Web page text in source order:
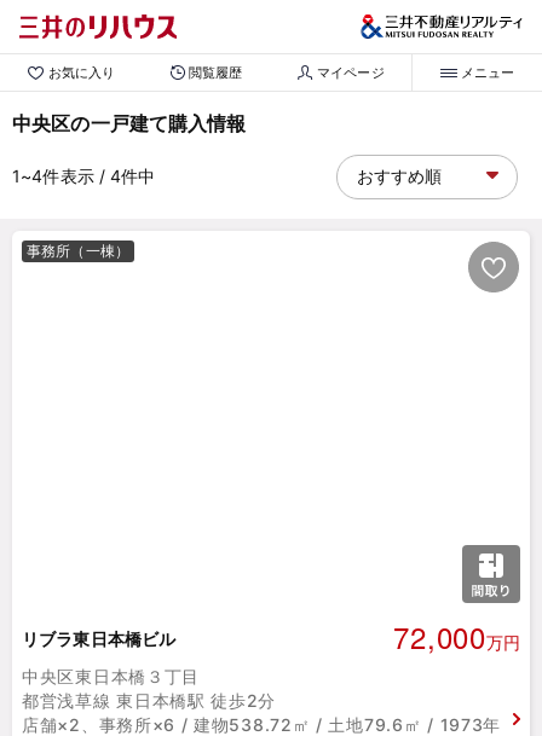
お気に入り 閲覧履歴 マイページ メニュー
中央区の一戸建て購入情報
1~4件表示/ 4件中
事務所（一棟）
リブラ東日本橋ビル 72,000万円
中央区東日本橋３丁目
都営浅草線 東日本橋駅 徒歩2分
店舗×2、事務所×6 / 建物538.72㎡ / 土地79.6㎡ / 1973年